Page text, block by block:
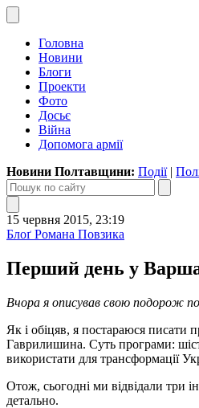
Головна
Новини
Блоги
Проекти
Фото
Досьє
Війна
Допомога армії
Новини Полтавщини: Події|
15 червня 2015, 23:19
Блоґ Романа Повзика
Перший день у
Вчора я описував свою подорож
Як і обіцяв, я постараюся писати
Гаврилишина. Суть програми:
використати для трансформації
Отож, сьогодні ми відвідали три
детально.